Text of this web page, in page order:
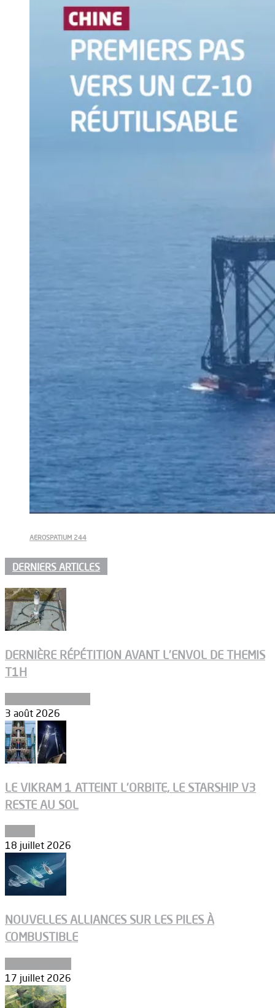
AEROSPATIUM 244
DERNIERS ARTICLES
DERNIÈRE RÉPÉTITION AVANT L’ENVOL DE THEMIS
T1H
3 août 2026
LE VIKRAM 1 ATTEINT L’ORBITE, LE STARSHIP V3
RESTE AU SOL
18 juillet 2026
NOUVELLES ALLIANCES SUR LES PILES À
COMBUSTIBLE
17 juillet 2026